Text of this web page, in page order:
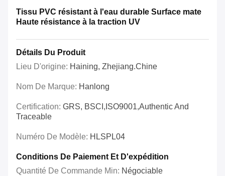
Tissu PVC résistant à l'eau durable Surface mate
Haute résistance à la traction UV
Détails Du Produit
Lieu D'origine: Haining, Zhejiang.Chine
Nom De Marque: Hanlong
Certification: GRS, BSCI,ISO9001,Authentic And
Traceable
Numéro De Modèle: HLSPL04
Conditions De Paiement Et D'expédition
Quantité De Commande Min: Négociable